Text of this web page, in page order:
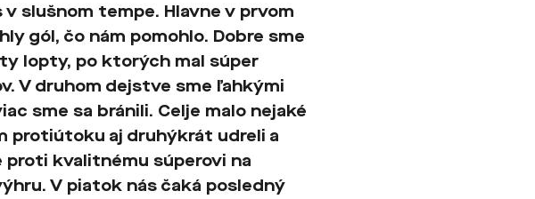
slušnom tempe. Hlavne v prvom
gól, čo nám pomohlo. Dobre sme
lopty, po ktorých mal súper
V druhom dejstve sme ľahkými
sme sa bránili. Celje malo nejaké
protiútoku aj druhýkrát udreli a
kvalitnému súperovi na
V piatok nás čaká posledný